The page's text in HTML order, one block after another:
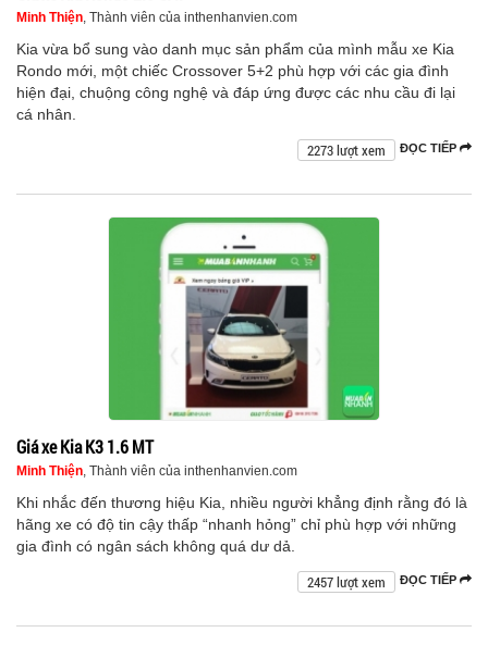
Minh Thiện, Thành viên của inthenhanvien.com
Kia vừa bổ sung vào danh mục sản phẩm của mình mẫu xe Kia
Rondo mới, một chiếc Crossover 5+2 phù hợp với các gia đình
hiện đại, chuộng công nghệ và đáp ứng được các nhu cầu đi lại
cá nhân.
ĐỌC TIẾP
2273 lượt xem
Giá xe Kia K3 1.6 MT
Minh Thiện, Thành viên của inthenhanvien.com
Khi nhắc đến thương hiệu Kia, nhiều người khẳng định rằng đó là
hãng xe có độ tin cậy thấp “nhanh hỏng” chỉ phù hợp với những
gia đình có ngân sách không quá dư dả.
ĐỌC TIẾP
2457 lượt xem